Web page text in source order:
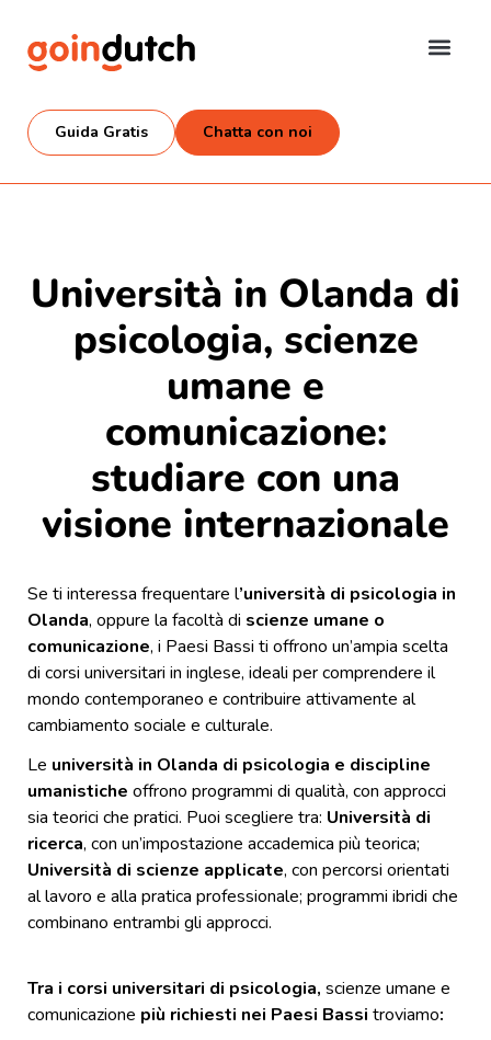
Guida Gratis Chatta con noi
Università in Olanda di
psicologia, scienze
umane e
comunicazione:
studiare con una
visione internazionale
Se ti interessa frequentare l’università di psicologia in
Olanda, oppure la facoltà di scienze umane o
comunicazione, i Paesi Bassi ti offrono un’ampia scelta
di corsi universitari in inglese, ideali per comprendere il
mondo contemporaneo e contribuire attivamente al
cambiamento sociale e culturale.
Le università in Olanda di psicologia e discipline
umanistiche offrono programmi di qualità, con approcci
sia teorici che pratici. Puoi scegliere tra: Università di
ricerca, con un’impostazione accademica più teorica;
Università di scienze applicate, con percorsi orientati
al lavoro e alla pratica professionale; programmi ibridi che
combinano entrambi gli approcci.
Tra i corsi universitari di psicologia, scienze umane e
comunicazione più richiesti nei Paesi Bassi troviamo: